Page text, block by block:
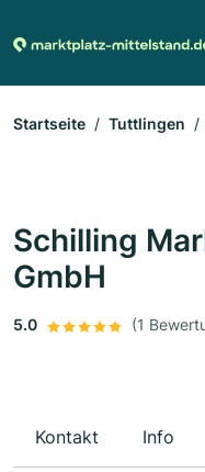
Startseite Tuttlingen
Schilling
GmbH
5.0 (1
Kontakt Info